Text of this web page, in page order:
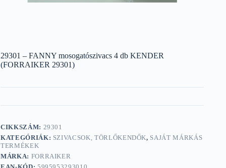
29301 – FANNY mosogatószivacs 4 db KENDER
(FORRAIKER 29301)
CIKKSZÁM: 29301
KATEGÓRIÁK: SZIVACSOK, TÖRLŐKENDŐK, SAJÁT MÁRKÁS
TERMÉKEK
MÁRKA: FORRAIKER